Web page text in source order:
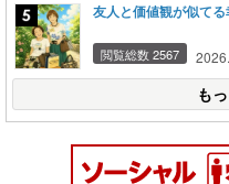
友人と価値観が似てる
閲覧総数 2567
も